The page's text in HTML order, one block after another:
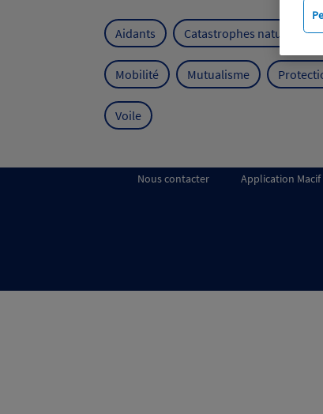
Aidants Catastrophes naturelles
Mobilité Mutualisme
Voile
Nous contacter Application